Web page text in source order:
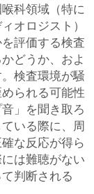
科領域（特に
オロジスト）
評価する検査
どうか、およ
検査環境が騒
られる可能性
」を聞き取ろ
いる際に、周
な反応が得ら
は難聴がない
判断される